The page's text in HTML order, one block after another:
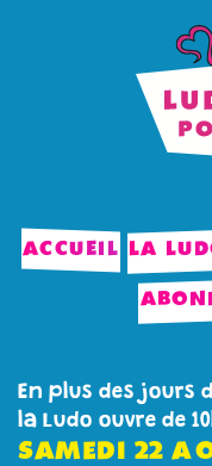
ACCUEIL LA
En plus des jours
la Ludo ouvre de
SAMEDI 22